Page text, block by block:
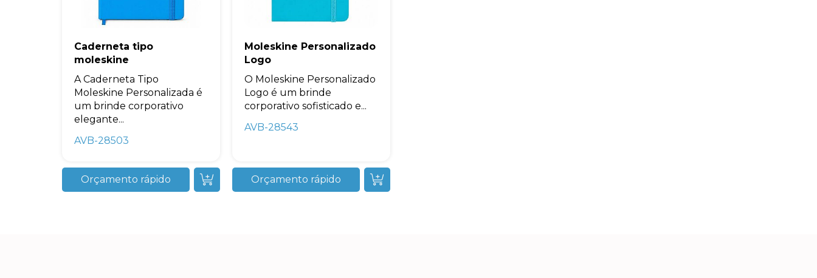
Caderneta tipo
moleskine
A Caderneta Tipo
Moleskine Personalizada é
um brinde corporativo
elegante...
AVB-28503
Orçamento rápido
Moleskine Personalizado
Logo
O Moleskine Personalizado
Logo é um brinde
corporativo sofisticado e...
AVB-28543
Orçamento rápido